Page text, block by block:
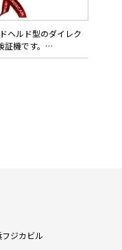
ヘルド型のダイレク
機です。
ラメータで検査し、
します。
てのパラメータで検
ジカビル